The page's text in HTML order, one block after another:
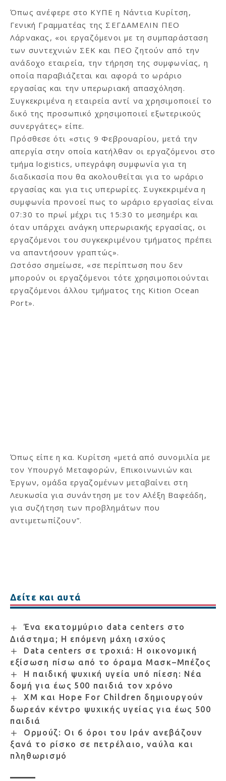
Όπως ανέφερε στο ΚΥΠΕ η Νάντια Κυρίτση,
Γενική Γραμματέας της ΣΕΓΔΑΜΕΛΙΝ ΠΕΟ
Λάρνακας, «οι εργαζόμενοι με τη συμπαράσταση
των συντεχνιών ΣΕΚ και ΠΕΟ ζητούν από την
ανάδοχο εταιρεία, την τήρηση της συμφωνίας, η
οποία παραβιάζεται και αφορά το ωράριο
εργασίας και την υπερωριακή απασχόληση.
Συγκεκριμένα η εταιρεία αντί να χρησιμοποιεί το
δικό της προσωπικό χρησιμοποιεί εξωτερικούς
συνεργάτες» είπε.
Πρόσθεσε ότι «στις 9 Φεβρουαρίου, μετά την
απεργία στην οποία κατήλθαν οι εργαζόμενοι στο
τμήμα logistics, υπεγράφη συμφωνία για τη
διαδικασία που θα ακολουθείται για το ωράριο
εργασίας και για τις υπερωρίες. Συγκεκριμένα η
συμφωνία προνοεί πως το ωράριο εργασίας είναι
07:30 το πρωί μέχρι τις 15:30 το μεσημέρι και
όταν υπάρχει ανάγκη υπερωριακής εργασίας, οι
εργαζόμενοι του συγκεκριμένου τμήματος πρέπει
να απαντήσουν γραπτώς».
Ωστόσο σημείωσε, «σε περίπτωση που δεν
μπορούν οι εργαζόμενοι τότε χρησιμοποιούνται
εργαζόμενοι άλλου τμήματος της Kition Ocean
Port».
Όπως είπε η κα. Κυρίτση «μετά από συνομιλία με
τον Υπουργό Μεταφορών, Επικοινωνιών και
Έργων, ομάδα εργαζομένων μεταβαίνει στη
Λευκωσία για συνάντηση με τον Αλέξη Βαφεάδη,
για συζήτηση των προβλημάτων που
αντιμετωπίζουν”.
Δείτε και αυτά
Ένα εκατομμύριο data centers στο
Διάστημα; Η επόμενη μάχη ισχύος
Data centers σε τροχιά: Η οικονομική
εξίσωση πίσω από το όραμα Μασκ–Μπέζος
Η παιδική ψυχική υγεία υπό πίεση: Νέα
δομή για έως 500 παιδιά τον χρόνο
XM και Hope For Children δημιουργούν
δωρεάν κέντρο ψυχικής υγείας για έως 500
παιδιά
Ορμούζ: Οι 6 όροι του Ιράν ανεβάζουν
ξανά το ρίσκο σε πετρέλαιο, ναύλα και
πληθωρισμό